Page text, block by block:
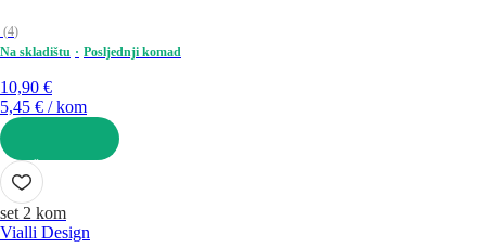
(4)
Na skladištu
Posljednji komad
10,90 €
5,45 € / kom
U KOŠARICU
set 2 kom
Vialli Design